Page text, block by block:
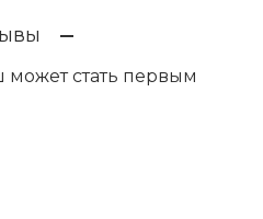
может стать первым